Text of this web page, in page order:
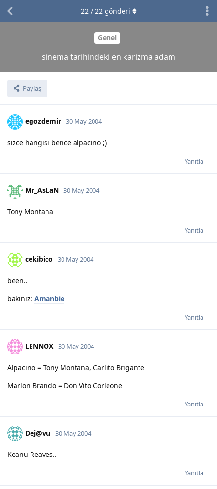
Genel
sinema tarihindeki en karizma adam
Paylaş
22/ 22gönderi
egozdemir 30 May 2004
sizce hangisi bence alpacino ;)
Yanıtla
Mr_AsLaN 30 May 2004
Tony Montana
Yanıtla
cekibico 30 May 2004
been..
bakınız: Amanbie
Yanıtla
LENNOX 30 May 2004
Alpacino = Tony Montana, Carlito Brigante
Marlon Brando = Don Vito Corleone
Yanıtla
Dej@vu 30 May 2004
Keanu Reaves..
Yanıtla